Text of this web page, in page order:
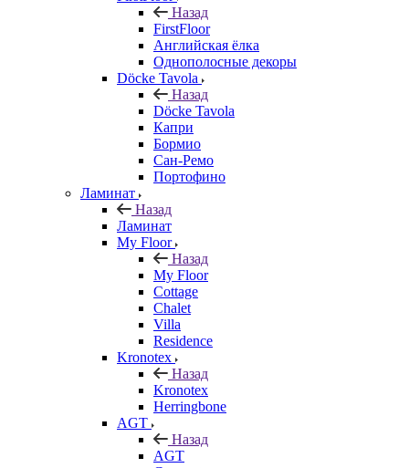
Назад
FirstFloor
Английская ёлка
Однополосные декоры
Döcke Tavola
Назад
Döcke Tavola
Капри
Бормио
Сан-Ремо
Портофино
Ламинат
Назад
Ламинат
My Floor
Назад
My Floor
Cottage
Chalet
Villa
Residence
Kronotex
Назад
Kronotex
Herringbone
AGT
Назад
AGT